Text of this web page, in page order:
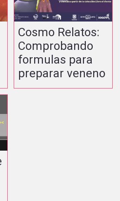
Cosmo Relatos:
Comprobando
formulas para
preparar veneno